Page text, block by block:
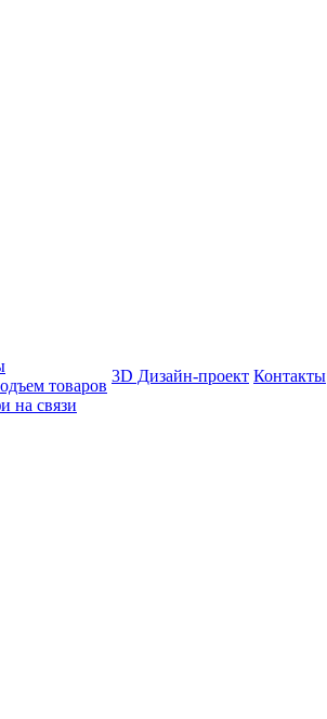
товаров
на связи
3D Дизайн-проект Контакты